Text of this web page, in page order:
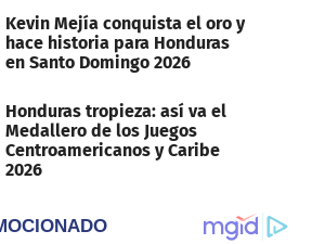
Kevin Mejía conquista el oro y
hace historia para Honduras
en Santo Domingo 2026
Honduras tropieza: así va el
Medallero de los Juegos
Centroamericanos y Caribe
2026